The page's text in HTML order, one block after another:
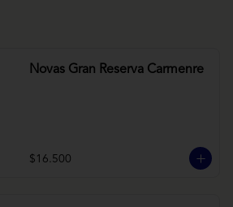
Novas Gran Reserva Carmenre
$16.500